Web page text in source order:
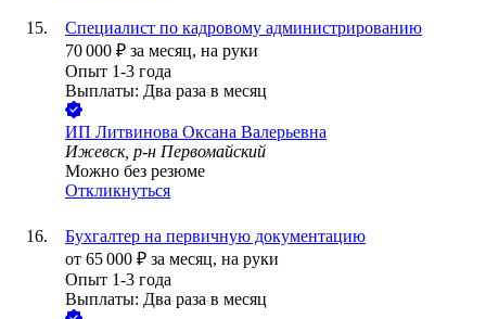
Специалист по кадровому администрированию
70 000 ₽ за месяц, на руки
Опыт 1-3 года
Выплаты: Два раза в месяц
ИП Литвинова Оксана Валерьевна
Ижевск, р-н Первомайский
Можно без резюме
Откликнуться
Бухгалтер на первичную документацию
от 65 000 ₽ за месяц, на руки
Опыт 1-3 года
Выплаты: Два раза в месяц